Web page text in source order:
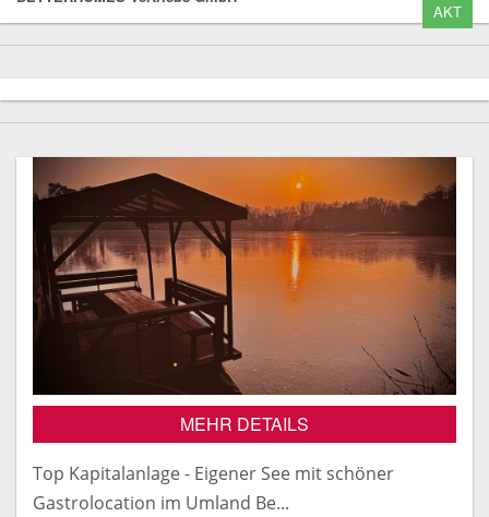
AKT
MEHR DETAILS
Top Kapitalanlage - Eigener See mit schöner
Gastrolocation im Umland Be...